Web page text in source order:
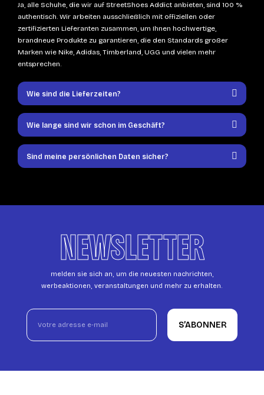
Ja, alle Schuhe, die wir auf StreetShoes Addict anbieten, sind 100 %
authentisch. Wir arbeiten ausschließlich mit offiziellen oder
zertifizierten Lieferanten zusammen, um Ihnen hochwertige,
brandneue Produkte zu garantieren, die den Standards großer
Marken wie Nike, Adidas, Timberland, UGG und vielen mehr
entsprechen.
Wie sind die Lieferzeiten?
Wie lange sind wir schon im Geschäft?
Sind meine persönlichen Daten sicher?
NEWSLETTER
melden sie sich an, um die neuesten nachrichten,
werbeaktionen, veranstaltungen und mehr zu erhalten.
S’ABONNER